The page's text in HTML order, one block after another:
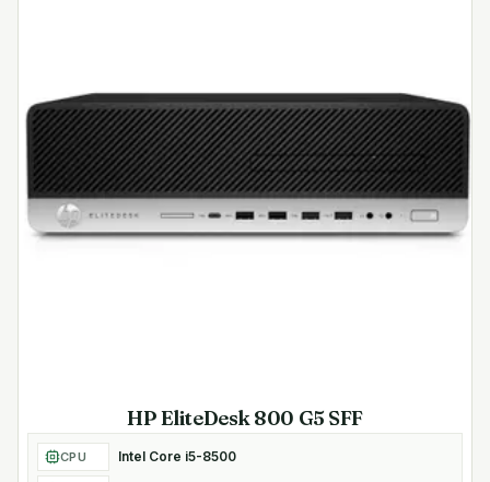
HP EliteDesk 800 G5 SFF
CPU Intel Core i5-8500